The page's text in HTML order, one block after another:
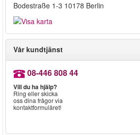
Bodestraße 1-3 10178 Berlin
Vår kundtjänst
08-446 808 44
Vill du ha hjälp?
Ring eller skicka
oss dina frågor via
kontaktformuläret!